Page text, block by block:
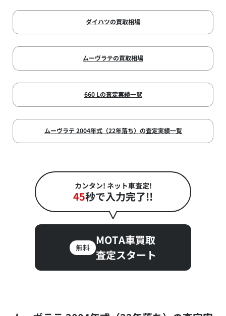
ダイハツの買取相場
ムーヴラテの買取相場
660 Lの査定実績一覧
ムーヴラテ 2004年式（22年落ち）の査定実績一覧
カンタン! ネット車査定!
45秒で入力完了!!
無料
MOTA車買取
査定スタート